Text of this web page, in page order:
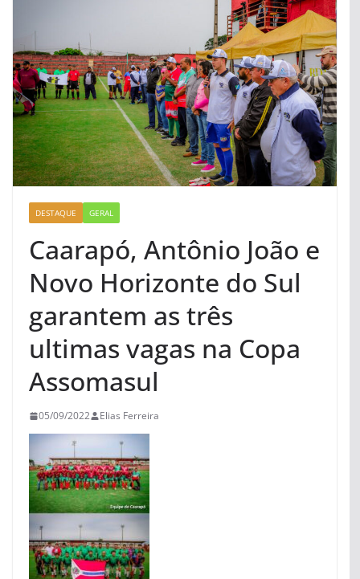
DESTAQUE GERAL
Caarapó, Antônio João e
Novo Horizonte do Sul
garantem as três
ultimas vagas na Copa
Assomasul
05/09/2022 Elias Ferreira